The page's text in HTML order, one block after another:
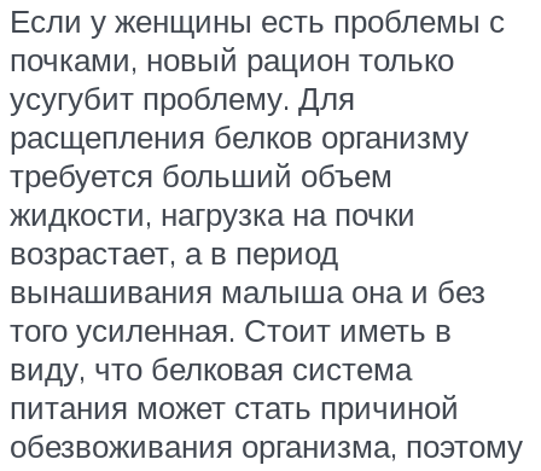
Если у женщины есть проблемы с
почками, новый рацион только
усугубит проблему. Для
расщепления белков организму
требуется больший объем
жидкости, нагрузка на почки
возрастает, а в период
вынашивания малыша она и без
того усиленная. Стоит иметь в
виду, что белковая система
питания может стать причиной
обезвоживания организма, поэтому